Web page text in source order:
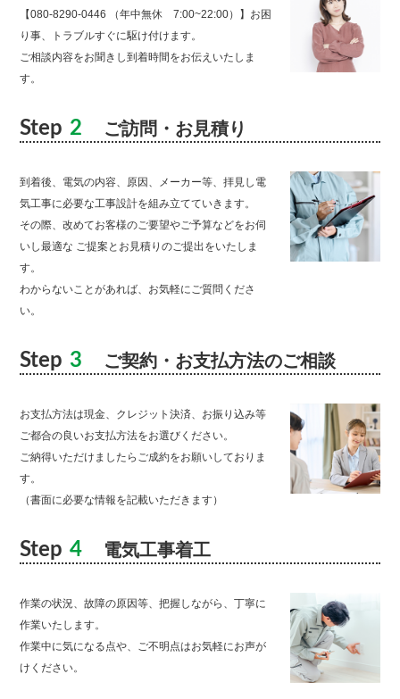
【080-8290-0446 （年中無休 7:00~22:00）】お困
り事、トラブルすぐに駆け付けます。
ご相談内容をお聞きし到着時間をお伝えいたしま
す。
Step 2 ご訪問・お見積り
到着後、電気の内容、原因、メーカー等、拝見し電
気工事に必要な工事設計を組み立てていきます。
その際、改めてお客様のご要望やご予算などをお伺
いし最適な ご提案とお見積りのご提出をいたしま
す。
わからないことがあれば、お気軽にご質問くださ
い。
Step 3 ご契約・お支払方法のご相談
お支払方法は現金、クレジット決済、お振り込み等
ご都合の良いお支払方法をお選びください。
ご納得いただけましたらご成約をお願いしておりま
す。
（書面に必要な情報を記載いただきます）
Step 4 電気工事着工
作業の状況、故障の原因等、把握しながら、丁寧に
作業いたします。
作業中に気になる点や、ご不明点はお気軽にお声が
けください。